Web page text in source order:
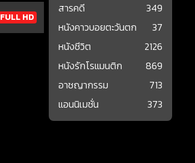
FULL HD
สารคดี
349
หนังคาวบอยตะวันตก
37
หนังชีวิต
2126
หนังรักโรแมนติก
869
อาชญากรรม
713
แอนนิเมชั่น
373